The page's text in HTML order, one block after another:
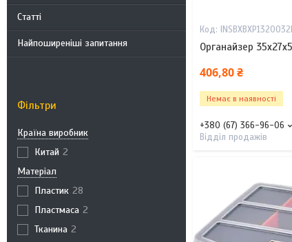
Статті
Найпоширеніші запитання
Фільтри
Країна виробник
Китай 2
Матеріал
Пластик 28
Пластмаса 2
Тканина 2
Органайзер
406,80 ₴
Немає в наявності
+380 (67) 366-96-06
Відділ продажів